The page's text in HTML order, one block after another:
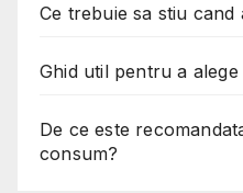
Ce trebuie sa stiu
Ghid util pentru a
De ce este
consum?